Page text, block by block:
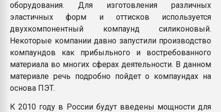
оборудования. Для изготовления различных
эластичных форм и оттисков используется
двухкомпонентный компаунд силиконовый.
Некоторые компании давно запустили производство
компаундов как прибыльного и востребованного
материала во многих сферах деятельности. В данном
материале речь подробно пойдет о компаундах на
основа ПЭТ.
К 2010 году в России будут введены мощности для